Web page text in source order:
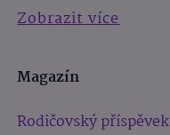
Zobrazit více
Magazín
Rodičovský příspěvek